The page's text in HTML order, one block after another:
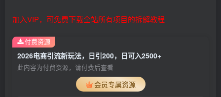
加入VIP，可免费下载全站所有项目的拆解教程
2026电商引流新玩法，日引200，日可入2500+
此内容为付费资源，请付费后查看
会员专属资源
付费资源